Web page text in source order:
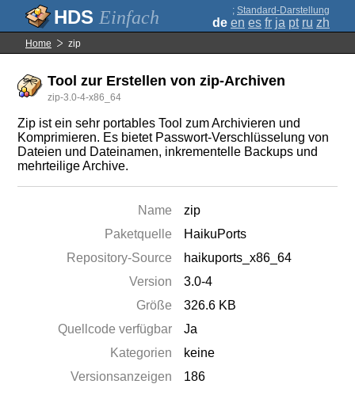
Einfach ; Standard-Darstellung
de en es fr ja pt ru zh
Home zip
Tool zur Erstellen von zip-Archiven
zip-3.0-4-x86_64
Zip ist ein sehr portables Tool zum Archivieren und
Komprimieren. Es bietet Passwort-Verschlüsselung von
Dateien und Dateinamen, inkrementelle Backups und
mehrteilige Archive.
Name
zip
Paketquelle
HaikuPorts
Repository-Source
haikuports_x86_64
Version
3.0-4
Größe
326.6 KB
Quellcode verfügbar
Ja
Kategorien
keine
Versionsanzeigen
186